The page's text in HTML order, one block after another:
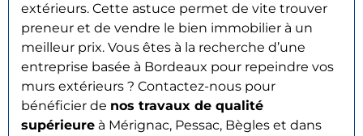
extérieurs. Cette astuce permet de vite trouver
preneur et de vendre le bien immobilier à un
meilleur prix. Vous êtes à la recherche d’une
entreprise basée à Bordeaux pour repeindre vos
murs extérieurs ? Contactez-nous pour
bénéficier de nos travaux de qualité
supérieure à Mérignac, Pessac, Bègles et dans